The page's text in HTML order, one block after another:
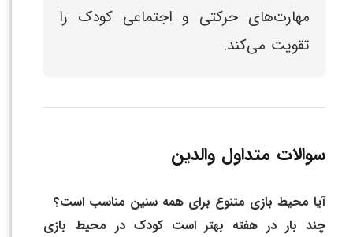
مهارت‌های حرکتی و اجتماعی کودک را
تقویت می‌کند.
سوالات متداول والدین
آیا محیط بازی متنوع برای همه سنین مناسب است؟
چند بار در هفته بهتر است کودک در محیط بازی